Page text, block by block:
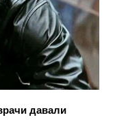
давали